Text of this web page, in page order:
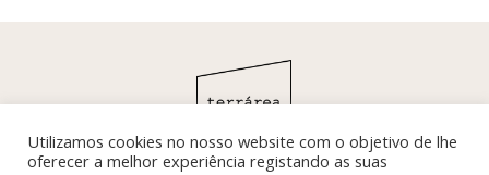
Utilizamos cookies no nosso website com o objetivo de lhe
oferecer a melhor experiência registando as suas